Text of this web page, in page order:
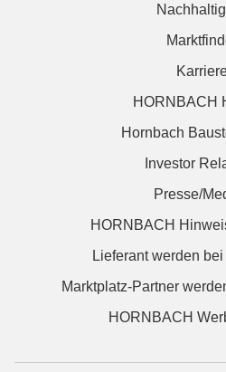
HORNBACH
Hornbach
Investor
Presse/
HORNBACH
Lieferant werden
Marktplatz-Partner
HORNBACH